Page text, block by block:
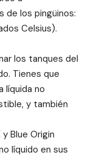
de los pingüinos:
Celsius).
los tanques del
Tienes que
líquida no
y también
Blue Origin
líquido en sus